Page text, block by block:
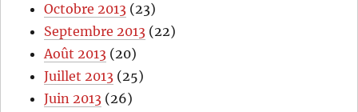
Octobre 2013 (23)
Septembre 2013 (22)
Août 2013 (20)
Juillet 2013 (25)
Juin 2013 (26)